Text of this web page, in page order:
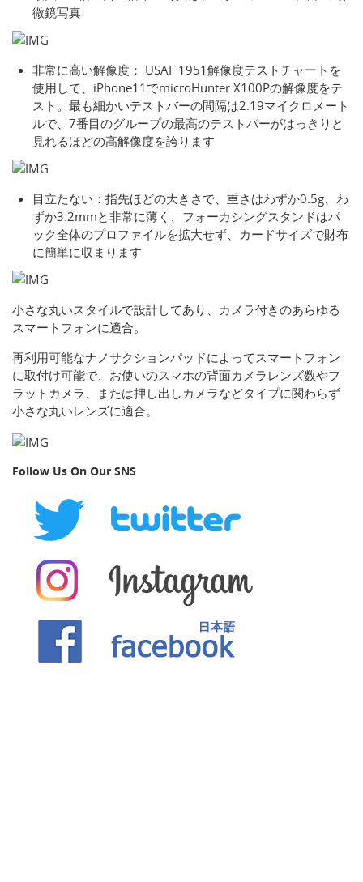
微鏡写真
非常に高い解像度： USAF 1951解像度テストチャートを
使用して、iPhone11でmicroHunter X100Pの解像度をテ
スト。最も細かいテストバーの間隔は2.19マイクロメート
ルで、7番目のグループの最高のテストバーがはっきりと
見れるほどの高解像度を誇ります
目立たない：指先ほどの大きさで、重さはわずか0.5g、わ
ずか3.2mmと非常に薄く、フォーカシングスタンドはパ
ック全体のプロファイルを拡大せず、カードサイズで財布
に簡単に収まります
小さな丸いスタイルで設計してあり、カメラ付きのあらゆる
スマートフォンに適合。
再利用可能なナノサクションパッドによってスマートフォン
に取付け可能で、お使いのスマホの背面カメラレンズ数やフ
ラットカメラ、または押し出しカメラなどタイプに関わらず
小さな丸いレンズに適合。
Follow Us On Our SNS